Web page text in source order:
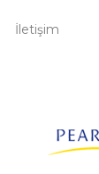
İletişim